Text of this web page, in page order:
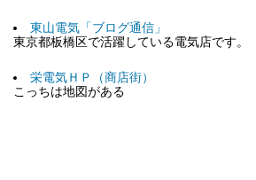
東山電気「ブログ通信」
東京都板橋区で活躍している電気店です。
栄電気ＨＰ（商店街）
こっちは地図がある